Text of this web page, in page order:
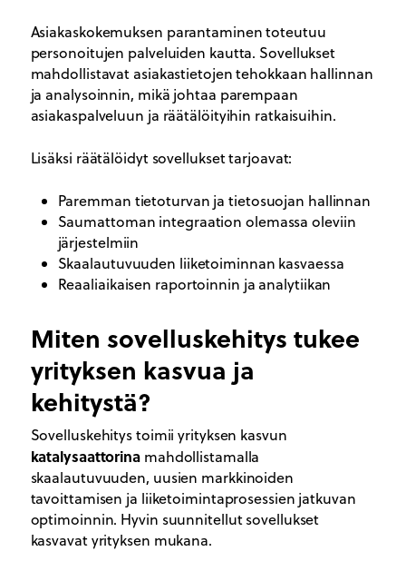
Asiakaskokemuksen parantaminen toteutuu
personoitujen palveluiden kautta. Sovellukset
mahdollistavat asiakastietojen tehokkaan hallinnan
ja analysoinnin, mikä johtaa parempaan
asiakaspalveluun ja räätälöityihin ratkaisuihin.
Lisäksi räätälöidyt sovellukset tarjoavat:
Paremman tietoturvan ja tietosuojan hallinnan
Saumattoman integraation olemassa oleviin
järjestelmiin
Skaalautuvuuden liiketoiminnan kasvaessa
Reaaliaikaisen raportoinnin ja analytiikan
Miten sovelluskehitys tukee
yrityksen kasvua ja
kehitystä?
Sovelluskehitys toimii yrityksen kasvun
katalysaattorina mahdollistamalla
skaalautuvuuden, uusien markkinoiden
tavoittamisen ja liiketoimintaprosessien jatkuvan
optimoinnin. Hyvin suunnitellut sovellukset
kasvavat yrityksen mukana.